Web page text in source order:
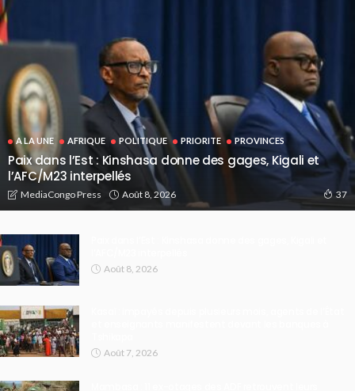
A LA UNE AFRIQUE POLITIQUE PRIORITE PROVINCES
Paix dans l’Est : Kinshasa donne des gages, Kigali et
l’AFC/M23 interpellés
MediaCongo Press Août 8, 2026 37
Août 8, 2026
Août 7, 2026